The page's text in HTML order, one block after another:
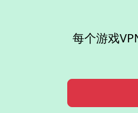
每个游戏